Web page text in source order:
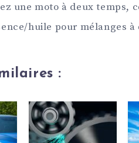
une moto à deux temps,
huile pour mélanges à
: